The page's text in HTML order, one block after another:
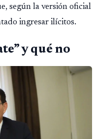
según la versión oficial
ingresar ilícitos.
y qué no